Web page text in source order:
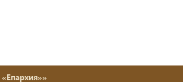
«Епархия»»